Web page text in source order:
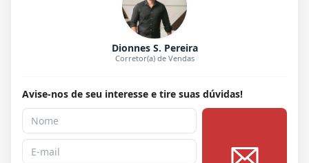
Dionnes S. Pereira
Corretor(a) de Vendas
Avise-nos de seu interesse e tire suas dúvidas!